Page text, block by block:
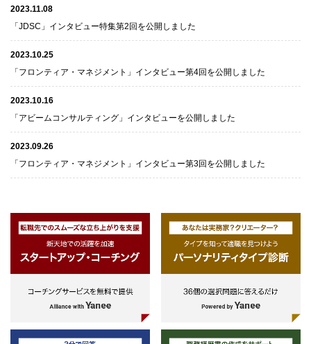
2023.11.08
「JDSC」インタビュー特集第2回を公開しました
2023.10.25
「フロンティア・マネジメント」インタビュー第4回を公開しました
2023.10.16
「アビームコンサルティング」インタビューを公開しました
2023.09.26
「フロンティア・マネジメント」インタビュー第3回を公開しました